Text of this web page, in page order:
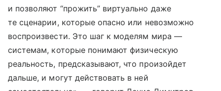
и позволяют “прожить” виртуально даже
те сценарии, которые опасно или невозможно
воспроизвести. Это шаг к моделям мира —
системам, которые понимают физическую
реальность, предсказывают, что произойдет
дальше, и могут действовать в ней